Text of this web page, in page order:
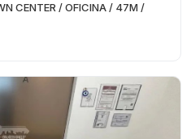
CENTER / OFICINA / 47M /